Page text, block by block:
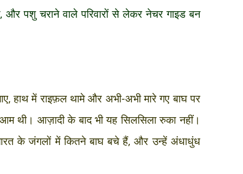
पशु चराने वाले परिवारों से लेकर नेचर गाइड बन
हाथ में राइफ़ल थामे और अभी-अभी मारे गए बाघ पर
आम थी। आज़ादी के बाद भी यह सिलसिला रुका नहीं।
के जंगलों में कितने बाघ बचे हैं, और उन्हें अंधाधुंध